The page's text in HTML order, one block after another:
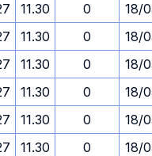
11.30 0
18/
11.30 0
18/
11.30 0
18/
11.30 0
18/
11.30 0
18/
11.30 0
18/